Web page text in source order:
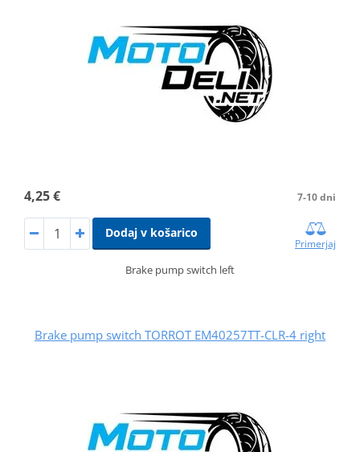
4,25 € 7-10 dni
Dodaj v košarico
Primerjaj
Brake pump switch left
Brake pump switch TORROT EM40257TT-CLR-4 right